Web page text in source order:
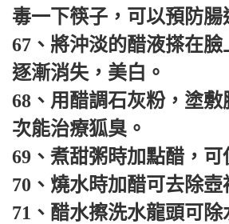
毒一下筷子，可以預防腸
67、將沖淡的醋液搽在
逐漸消失，美白。
68、用醋調石灰粉，塗
次能治療狐臭。
69、煮甜粥時加點醋，可
70、燒水時加醋可去除壺
71、醋水擦洗水龍頭可除